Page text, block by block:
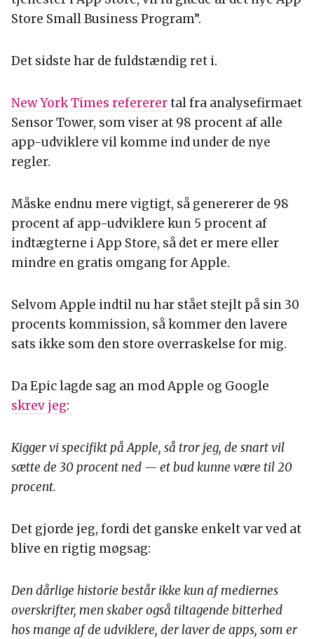
Store Small Business Program”.
Det sidste har de fuldstændig ret i.
New York Times refererertal fra analysefirmaet
Sensor Tower, som viser at 98 procent af alle
app-udviklere vil komme ind under de nye
regler.
Måske endnu mere vigtigt, så genererer de 98
procent af app-udviklere kun 5 procent af
indtægterne i App Store, så det er mere eller
mindre en gratis omgang for Apple.
Selvom Apple indtil nu har stået stejlt på sin 30
procents kommission, så kommer den lavere
sats ikke som den store overraskelse for mig.
Da Epic lagde sag an mod Apple og Google
skrev jeg:
Kigger vi specifikt på Apple, så tror jeg, de snart vil
sætte de 30 procent ned — et bud kunne være til 20
procent.
Det gjorde jeg, fordi det ganske enkelt var ved at
blive en rigtig møgsag:
Den dårlige historie består ikke kun af mediernes
overskrifter, men skaber også tiltagende bitterhed
hos mange af de udviklere, der laver de apps, som er